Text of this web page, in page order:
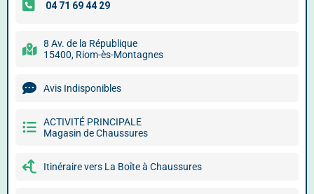
8 Av. de la République
15400, Riom-ès-Montagnes
Avis Indisponibles
ACTIVITÉ PRINCIPALE
Magasin de Chaussures
Itinéraire vers La Boîte à Chaussures